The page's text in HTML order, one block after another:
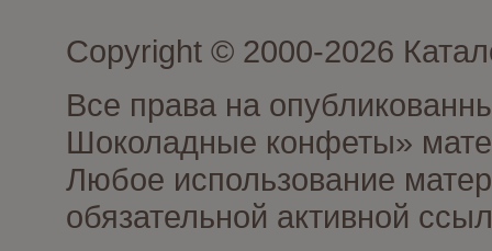
Copyright © 2000-2026
Все права на
Шоколадные конфеты»
Любое использование
обязательной активной